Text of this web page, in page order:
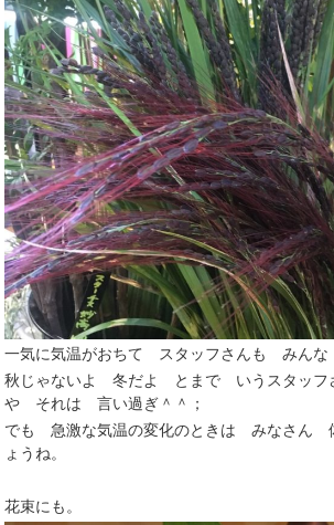
一気に気温がおちて スタッフさんも みんな
秋じゃないよ 冬だよ とまで いうスタッフ
や それは 言い過ぎ＾＾；
でも 急激な気温の変化のときは みなさん
ょうね。
花束にも。